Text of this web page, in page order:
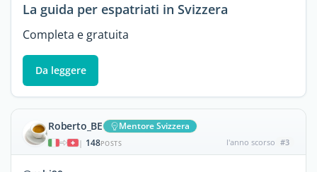
La guida per espatriati in Svizzera
Completa e gratuita
Da leggere
Roberto_BE Mentore Svizzera
| 148POSTS l'anno scorso #3